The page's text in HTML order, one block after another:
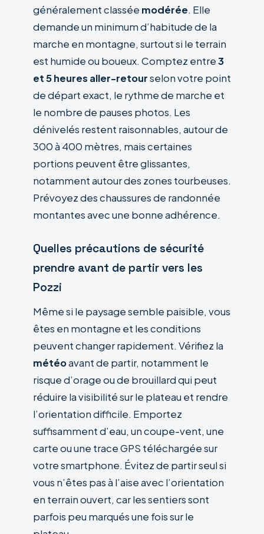
généralement classée modérée. Elle
demande un minimum d’habitude de la
marche en montagne, surtout si le terrain
est humide ou boueux. Comptez entre3
et 5 heures aller-retourselon votre point
de départ exact, le rythme de marche et
le nombre de pauses photos. Les
dénivelés restent raisonnables, autour de
300 à 400 mètres, mais certaines
portions peuvent être glissantes,
notamment autour des zones tourbeuses.
Prévoyez des chaussures de randonnée
montantes avec une bonne adhérence.
Quelles précautions de sécurité
prendre avant de partir vers les
Pozzi
Même si le paysage semble paisible, vous
êtes en montagne et les conditions
peuvent changer rapidement. Vérifiez la
météoavant de partir, notamment le
risque d’orage ou de brouillard qui peut
réduire la visibilité sur le plateau et rendre
l’orientation difficile. Emportez
suffisamment d’eau, un coupe-vent, une
carte ou une trace GPS téléchargée sur
votre smartphone. Évitez de partir seul si
vous n’êtes pas à l’aise avec l’orientation
en terrain ouvert, car les sentiers sont
parfois peu marqués une fois sur le